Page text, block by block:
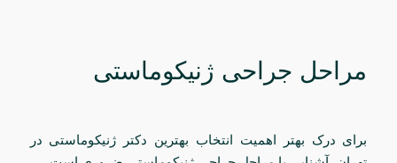
مراحل جراحی ژنیکوماستی
برای درک بهتر اهمیت انتخاب بهترین دکتر ژنیکوماستی در